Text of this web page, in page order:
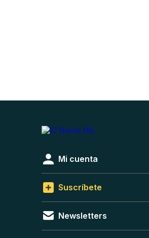
Mi cuenta
Suscríbete
Newsletters